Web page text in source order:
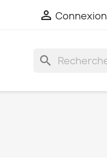
 Connexion
search